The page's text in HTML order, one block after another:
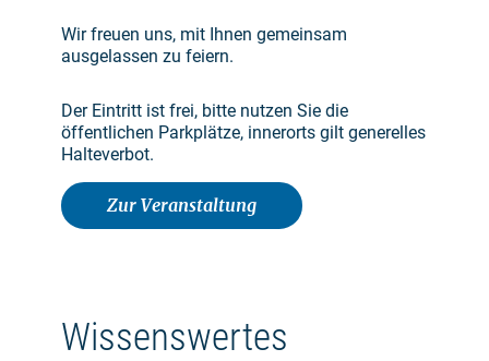
Wir freuen uns, mit Ihnen gemeinsam
ausgelassen zu feiern.
Der Eintritt ist frei, bitte nutzen Sie die
öffentlichen Parkplätze, innerorts gilt generelles
Halteverbot.
Zur Veranstaltung
Wissenswertes